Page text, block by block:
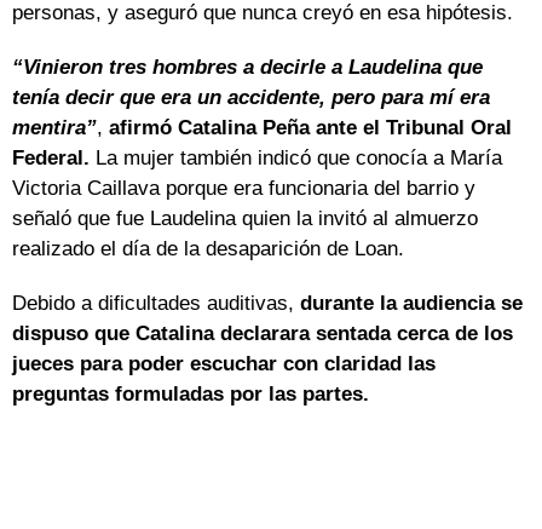
personas, y aseguró que nunca creyó en esa hipótesis.
“Vinieron tres hombres a decirle a Laudelina que
tenía decir que era un accidente, pero para mí era
mentira”, afirmó Catalina Peña ante el Tribunal Oral
Federal. La mujer también indicó que conocía a María
Victoria Caillava porque era funcionaria del barrio y
señaló que fue Laudelina quien la invitó al almuerzo
realizado el día de la desaparición de Loan.
Debido a dificultades auditivas, durante la audiencia se
dispuso que Catalina declarara sentada cerca de los
jueces para poder escuchar con claridad las
preguntas formuladas por las partes.